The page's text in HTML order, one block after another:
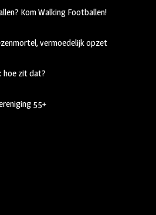
Kom Walking Footballen!
vermoedelijk opzet
hoe zit dat?
55+